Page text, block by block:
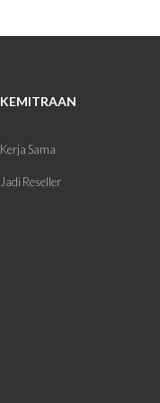
KEMITRAAN
Kerja Sama
Jadi Reseller